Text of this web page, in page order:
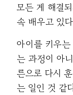
모든 게 해결
속 배우고 있
아이를 키우
는 과정이 아
른으로 다시
는 일인 것 같